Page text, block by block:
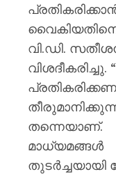
വി.ഡി.
തന്നെയാണ്.
മാധ്യമങ്ങൾ
തുടർച്ചയായി